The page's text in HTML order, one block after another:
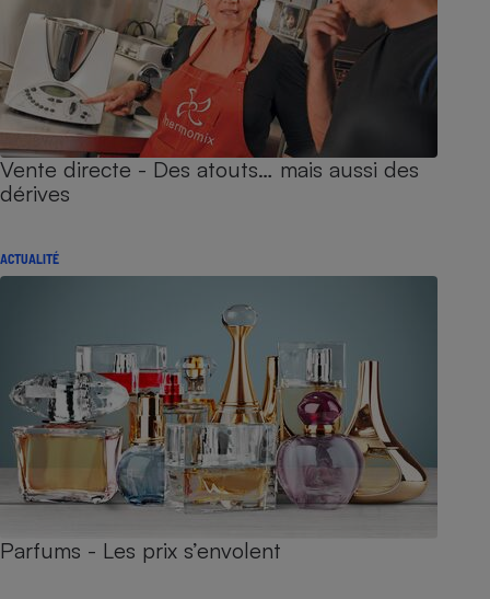
Vente directe - Des atouts… mais aussi des
dérives
ACTUALITÉ
Parfums - Les prix s’envolent